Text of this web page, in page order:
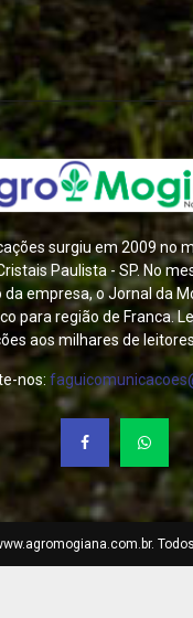
surgiu em 2009 no
Paulista - SP. No
empresa, o Jornal da
para região de Franca.
aos milhares de
nos: